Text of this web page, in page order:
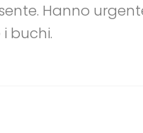
Hanno
buchi.